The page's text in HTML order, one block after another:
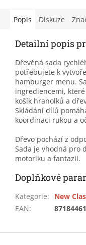
Popis Diskuze
Detailní popis
Dřevěná sada
potřebujete k
hamburger menu.
ingrediencemi,
košík hranolků a
Skládání dílů
koordinaci rukou a
Dřevo pochází z
Sada je vhodná pro
motoriku a fantazii.
Doplňkové
Kategorie:
New
EAN:
Z